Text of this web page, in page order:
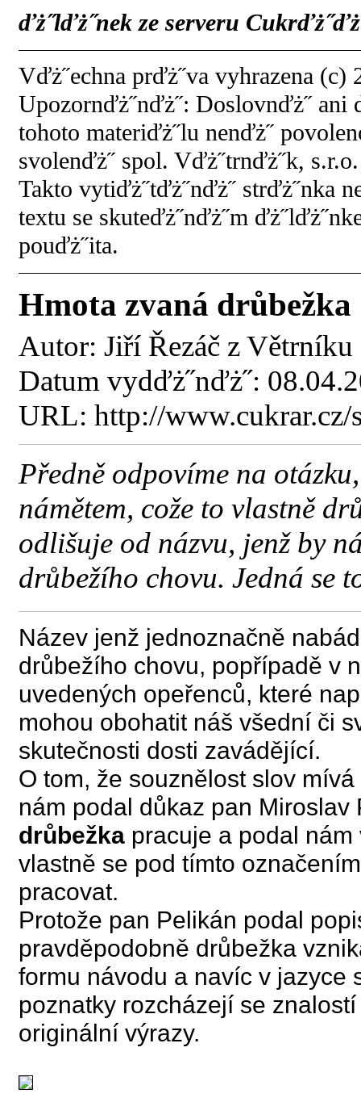
ďż˝lďż˝nek ze serveru
Vďż˝echna prďż˝va vyhrazena (c)
Upozornďż˝nďż˝: Doslovnďż˝ ani
tohoto materiďż˝lu nenďż˝
svolenďż˝ spol. Vďż˝trnďż˝k, s.r.o.
Takto vytiďż˝tďż˝nďż˝ strďż˝nka
textu se skuteďż˝nďż˝m
pouďż˝ita.
Hmota zvaná drůbežka
Autor: Jiří Řezáč z Větrníku
Datum vydďż˝nďż˝:
URL: http://www.cukrar.cz/
Předně odpovíme na
námětem, cože to vlastně
odlišuje od názvu, jenž by
drůbežího chovu. Jedná se
Název jenž jednoznačně
drůbežího chovu, popřípadě v
uvedených opeřenců, které
mohou obohatit náš všední či
skutečnosti dosti zavádějící.
O tom, že souznělost slov
nám podal důkaz pan
drůbežka pracuje a podal
vlastně se pod tímto
pracovat.
Protože pan Pelikán podal
pravděpodobně drůbežka
formu návodu a navíc v jazyce
poznatky rozcházejí se
originální výrazy.